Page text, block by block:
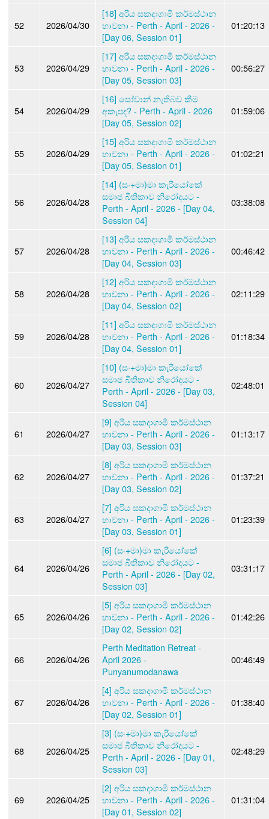
52 2026/04/30
[18] අරිය සකදාගාමී කර්මස්ථාන
භාවනා - Perth - April - 2026 -
[Day 06, Session 01]
01:20:13
53 2026/04/29
[17] අරිය සකදාගාමී කර්මස්ථාන
භාවනා - Perth - April - 2026 -
[Day 05, Session 03]
00:56:27
54 2026/04/29
[16] සෝවාන් නැතිබව කීම
අකැපද? - Perth - April - 2026
[Day 05, Session 02]
01:59:06
55 2026/04/29
[15] අරිය සකදාගාමී කර්මස්ථාන
භාවනා - Perth - April - 2026 -
[Day 05, Session 01]
01:02:21
56 2026/04/28
[14] (සං+මා)මා කැරියෝකේ
සමාජ බීතිකාව නිරෝදයට -
Perth - April - 2026 - [Day 04,
Session 04]
03:38:08
57 2026/04/28
[13] අරිය සකදාගාමී කර්මස්ථාන
භාවනා - Perth - April - 2026 -
[Day 04, Session 03]
00:46:42
58 2026/04/28
[12] අරිය සකදාගාමී කර්මස්ථාන
භාවනා - Perth - April - 2026 -
[Day 04, Session 02]
02:11:29
59 2026/04/28
[11] අරිය සකදාගාමී කර්මස්ථාන
භාවනා - Perth - April - 2026 -
[Day 04, Session 01]
01:18:34
60 2026/04/27
[10] (සං+මා)මා කැරියෝකේ
සමාජ බීතිකාව නිරෝදයට -
Perth - April - 2026 - [Day 03,
Session 04]
02:48:01
61 2026/04/27
[9] අරිය සකදාගාමී කර්මස්ථාන
භාවනා - Perth - April - 2026 -
[Day 03, Session 03]
01:13:17
62 2026/04/27
[8] අරිය සකදාගාමී කර්මස්ථාන
භාවනා - Perth - April - 2026 -
[Day 03, Session 02]
01:37:21
63 2026/04/27
[7] අරිය සකදාගාමී කර්මස්ථාන
භාවනා - Perth - April - 2026 -
[Day 03, Session 01]
01:23:39
64 2026/04/26
[6] (සං+මා)මා කැරියෝකේ
සමාජ බීතිකාව නිරෝදයට -
Perth - April - 2026 - [Day 02,
Session 03]
03:31:17
65 2026/04/26
[5] අරිය සකදාගාමී කර්මස්ථාන
භාවනා - Perth - April - 2026 -
[Day 02, Session 02]
01:42:26
66 2026/04/26
Perth Meditation Retreat -
April 2026 -
Punyanumodanawa
00:46:49
67 2026/04/26
[4] අරිය සකදාගාමී කර්මස්ථාන
භාවනා - Perth - April - 2026 -
[Day 02, Session 01]
01:38:40
68 2026/04/25
[3] (සං+මා)මා කැරියෝකේ
සමාජ බීතිකාව නිරෝදයට -
Perth - April - 2026 - [Day 01,
Session 03]
02:48:29
69 2026/04/25
[2] අරිය සකදාගාමී කර්මස්ථාන
භාවනා - Perth - April - 2026 -
[Day 01, Session 02]
01:31:04